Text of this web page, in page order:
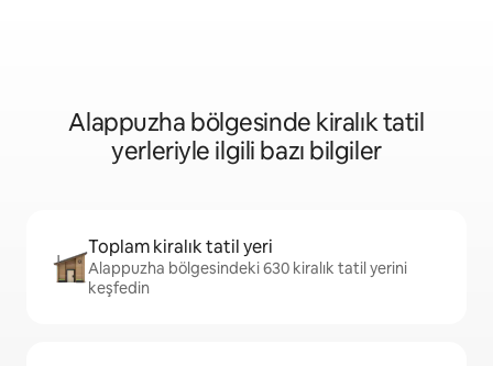
Alappuzha bölgesinde kiralık tatil
yerleriyle ilgili bazı bilgiler
Toplam kiralık tatil yeri
Alappuzha bölgesindeki 630 kiralık tatil yerini
keşfedin